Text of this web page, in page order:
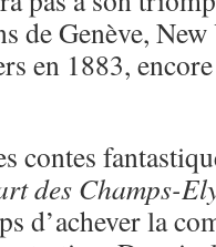
de Genève,
en 1883,
contes
des Champs-
d’achever la